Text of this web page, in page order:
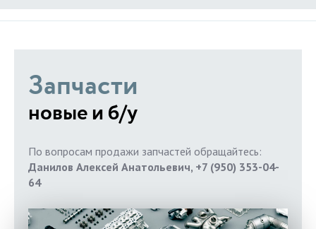
Запчасти
новые и б/у
По вопросам продажи запчастей обращайтесь:
Данилов Алексей Анатольевич, +7 (950) 353-04-
64